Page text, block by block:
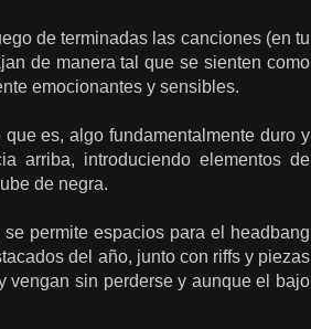
de terminadas las canciones (en tu
de manera tal que se sienten como
emocionantes y sensibles.
es, algo fundamentalmente duro y
arriba, introduciendo elementos de
de negra.
permite espacios para el headbang
del año, junto con riffs y piezas
vengan sin perderse y aunque el bajo